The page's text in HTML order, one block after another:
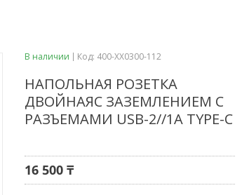
В наличии Код: 400-XX0300-112
НАПОЛЬНАЯ РОЗЕТКА
ДВОЙНАЯС ЗАЗЕМЛЕНИЕМ С
РАЗЪЕМАМИ USB-2//1A TYPE-C
16 500 ₸